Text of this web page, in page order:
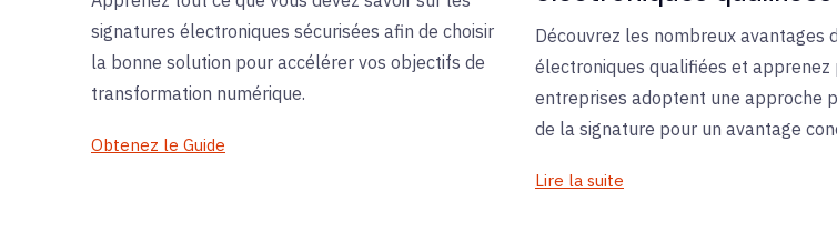
signatures électroniques sécurisées afin de choisir
la bonne solution pour accélérer vos objectifs de
transformation numérique.
Obtenez le Guide
Découvrez les nombreux avantages
électroniques qualifiées et apprenez
entreprises adoptent une approche
de la signature pour un avantage
Lire la suite